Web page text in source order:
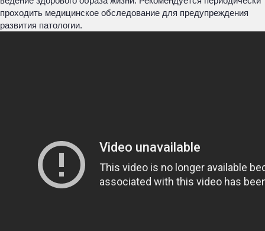
проходить медицинское обследование для предупреждения
развития патологии.